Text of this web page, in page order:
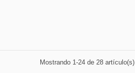
Mostrando 1-24 de 28 artículo(s)